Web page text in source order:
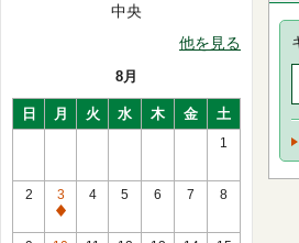
中央
他を見る
8月
日 月 火 水 木 金 土
1
2
3
通
常
4 5 6 7 8